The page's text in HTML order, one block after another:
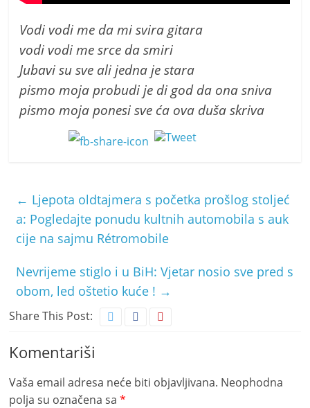
Vodi vodi me da mi svira gitara
vodi vodi me srce da smiri
Jubavi su sve ali jedna je stara
pismo moja probudi je di god da ona sniva
pismo moja ponesi sve ća ova duša skriva
← Ljepota oldtajmera s početka prošlog stoljeć
a: Pogledajte ponudu kultnih automobila s auk
cije na sajmu Rétromobile
Nevrijeme stiglo i u BiH: Vjetar nosio sve pred s
obom, led oštetio kuće ! →
Share This Post:
Komentariši
Vaša email adresa neće biti objavljivana. Neophodna
polja su označena sa*